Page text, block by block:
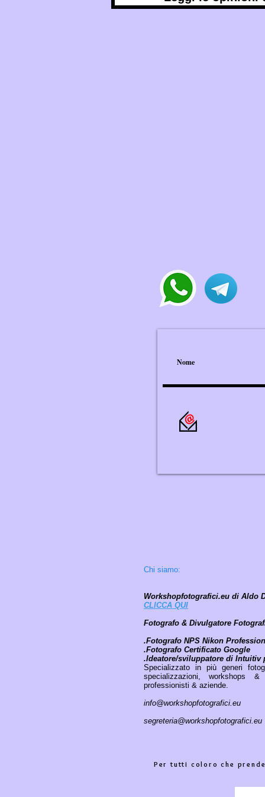
Chi siamo:
Workshopfotografici.eu di Aldo
CLICCA QUI
Fotografo & Divulgatore
.Fotografo NPS Nikon
.Fotografo Certificato Google
.Ideatore/sviluppatore di Intuitiv
Specializzato in più generi
specializzazioni,workshops &
professionisti & aziende.
info@workshopfotografici.eu
segreteria@workshopfotografici.eu
Per tutti coloro che